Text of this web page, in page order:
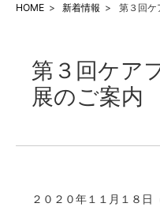
HOME 新着情報 第３回ケ
第３回ケア
展のご案内
２０２０年１１月１８日